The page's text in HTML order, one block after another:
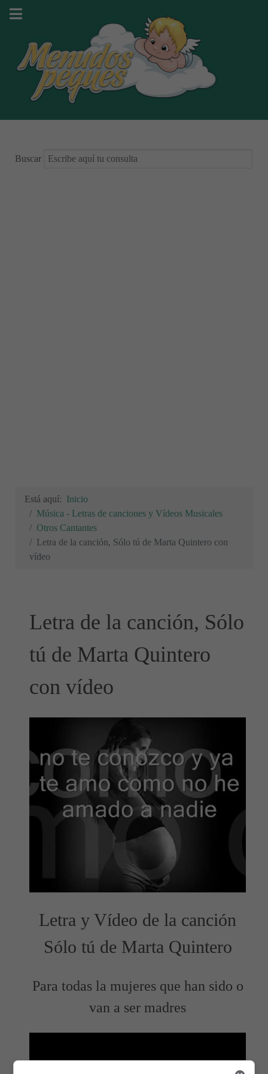
Buscar
Está aquí: Inicio
Música - Letras de canciones y Vídeos Musicales
Otros Cantantes
Letra de la canción, Sólo tú de Marta Quintero con
vídeo
Letra de la canción, Sólo
tú de Marta Quintero
con vídeo
Letra y Vídeo de la canción
Sólo tú de Marta Quintero
Para todas la mujeres que han sido o
van a ser madres